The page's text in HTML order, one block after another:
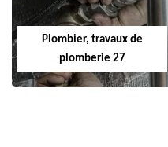
Plombier, travaux de
plomberie 27